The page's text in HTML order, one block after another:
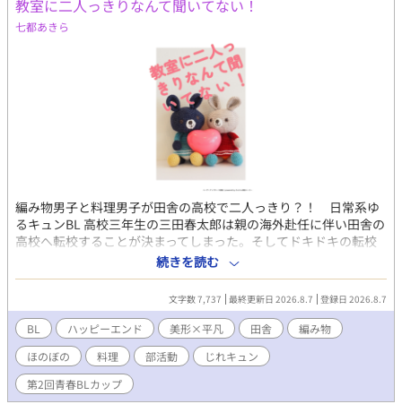
ンを完全にスルー。「一生懸命背伸びしてプロポーズごっこをし
ている可愛い子供」と完全に勘違いし、みかんジュースを握らせ
て頭をよしよしと撫でまわしてしまう。 子供扱いされて耳まで真
っ赤にして悔しがるレオと、別世界のお坊ちゃまの戯れ言だと全
く相手にしない草太。あまりにも噛み合わない二人の「運命」
が、ここから動き出す——。 ■ キャラクター紹介 橘 草太（たち
ばな そうた） / 20歳 オメガ 身長173cm。すっきりとした長身だ
が、働きすぎで少し細身。 両親はベータで、突然変異のようにオ
メガとして生まれた。実家が貧しいため、奨学金、自身の生活
費、弟妹への仕送りのためにスケジュールアプリがカラフルに埋
まるほどバイトを掛け持ちしている。病院の抑制剤を買う余裕が
なく、市販の安物で誤魔化しているため感覚が鈍い。 素朴で親し
みやすく、健気で面倒見がいいお兄ちゃん気質。経済的な余裕の
なさから、恋愛や運命に対しては非常に現実的（冷めている）。
光瀬川 アレクサンダー レオ（みつせがわ あれくさんだー れお） /
12歳 アルファ 身長153cm。金髪青目のクォーターで、天使やお
団」の御曹司。アメリカの大学を飛び級し、日本の大学へ「特任
研究生（教授補佐）」としてやってきた超天才児。 基本は大人び
ていて冷徹、傲慢なまでの自信家。しかし草太の前では、子供扱
いされてムキになったり、独占欲や嫉妬でヤキキモキしたりと、
年相応の可愛らしい一面（と、将来の大物スパダリの片鱗）を見
せる。
教室に二人っきりなんて聞いてない！
七都あきら
編み物男子と料理男子が田舎の高校で二人っきり？！ 日常系ゆ
るキュンBL 高校三年生の三田春太郎は親の海外赴任に伴い田舎の
高校へ転校することが決まってしまった。そしてドキドキの転校
初日。なぜか教室には春太郎と……もう一人は鳴神秋彦。二人の
生徒しかいなかった。 教室に二人（ホラーではない。田舎の現実
だった） 【キャラクター】 三田春太郎（ミタハルタロウ） ＝ ハ
ル 17歳 受け 天真爛漫なエセ関西弁少年。愛すべきお馬鹿。
趣味は料理と食べること。ド田舎の祖母の家で暮らすことになっ
た田舎暮らし初心者。 田舎でもリア充な暮らしを目指し家庭科部
を作る。クラスメイトの鳴神くんに子犬みたいに懐いている。 鳴
神秋彦 (ナルカミアキヒコ) ＝ 鳴神くん 17歳 攻め 春太郎の
クラスメイト。黒髪美形の優等生。家は神社で春太郎のご近所さ
続きを読む
文字数 7,737 最終更新日 2026.8.7 登録日 2026.8.7
BL ハッピーエンド 美形×平凡 田舎
編み物
ほのぼの
料理 部活動
じれキュン
第2回青春BLカップ